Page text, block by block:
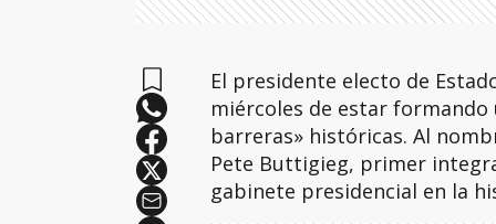
El presidente electo de
miércoles de estar
barreras» históricas. Al
Pete Buttigieg, primer
gabinete presidencial en la